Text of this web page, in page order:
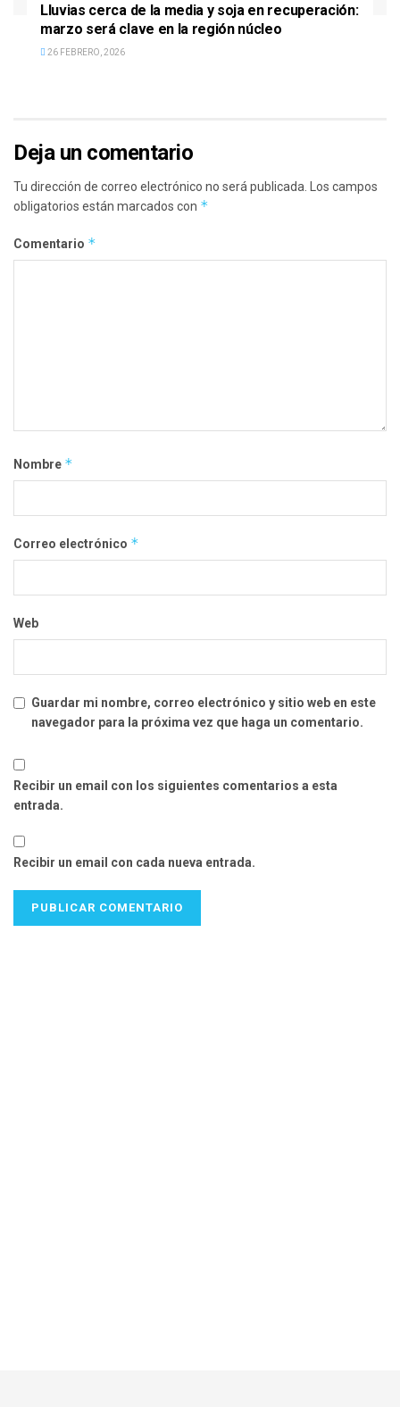
Lluvias cerca de la media y soja en recuperación:
marzo será clave en la región núcleo
26 FEBRERO, 2026
Deja un comentario
Tu dirección de correo electrónico no será publicada.
Los campos
obligatorios están marcados con *
Comentario *
Nombre *
Correo electrónico *
Web
Guardar mi nombre, correo electrónico y sitio web en este
navegador para la próxima vez que haga un comentario.
Recibir un email con los siguientes comentarios a esta
entrada.
Recibir un email con cada nueva entrada.